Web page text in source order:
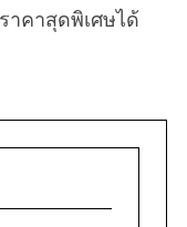
าคาสุดพิเศษได้